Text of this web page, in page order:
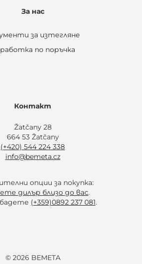
За нас
за изтегляне
по поръчка
Контакт
Žatčany 28
664 53 Žatčany
(+420) 544 224 338
info@bemeta.cz
опции за покупка:
дилър близо до вас.
(+359)0892 237 081.
© 2026 BEMETA